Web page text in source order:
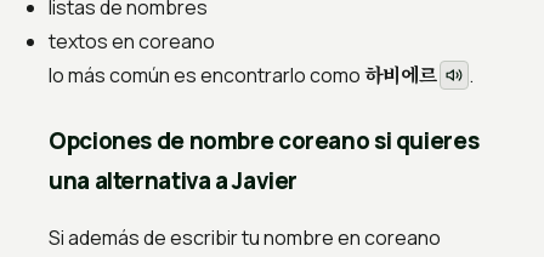
listas de nombres
textos en coreano
lo más común es encontrarlo como하비에르 .
Opciones de nombre coreano si quieres
una alternativa a Javier
Si además de escribir tu nombre en coreano